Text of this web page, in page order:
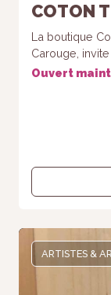
COTON T
La boutique
Carouge,
Ouvert
ARTISTES &